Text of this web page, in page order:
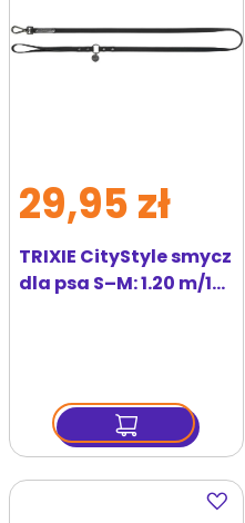
TRIXIE CityStyle smycz
dla psa S–M: 1.20 m/13
29,95 zł
Dodaj
do